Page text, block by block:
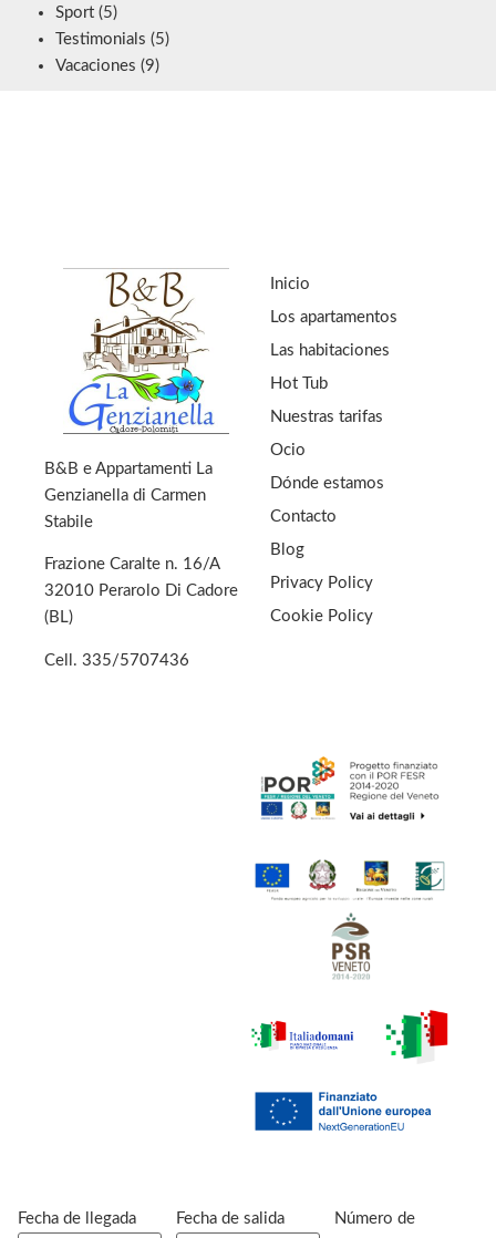
Sport (5)
Testimonials (5)
Vacaciones (9)
B&B e Appartamenti La
Genzianella di Carmen
Stabile
Frazione Caralte n. 16/A
32010 Perarolo Di Cadore
(BL)
Cell. 335/5707436
Inicio
Los apartamentos
Las habitaciones
Hot Tub
Nuestras tarifas
Ocio
Dónde estamos
Contacto
Blog
Privacy Policy
Cookie Policy
Fecha de llegada Fecha de salida
Número de